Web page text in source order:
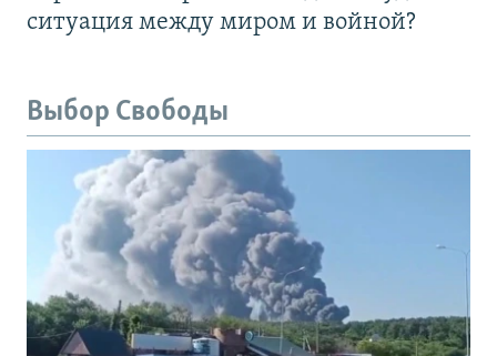
ситуация между миром и войной?
Выбор Свободы